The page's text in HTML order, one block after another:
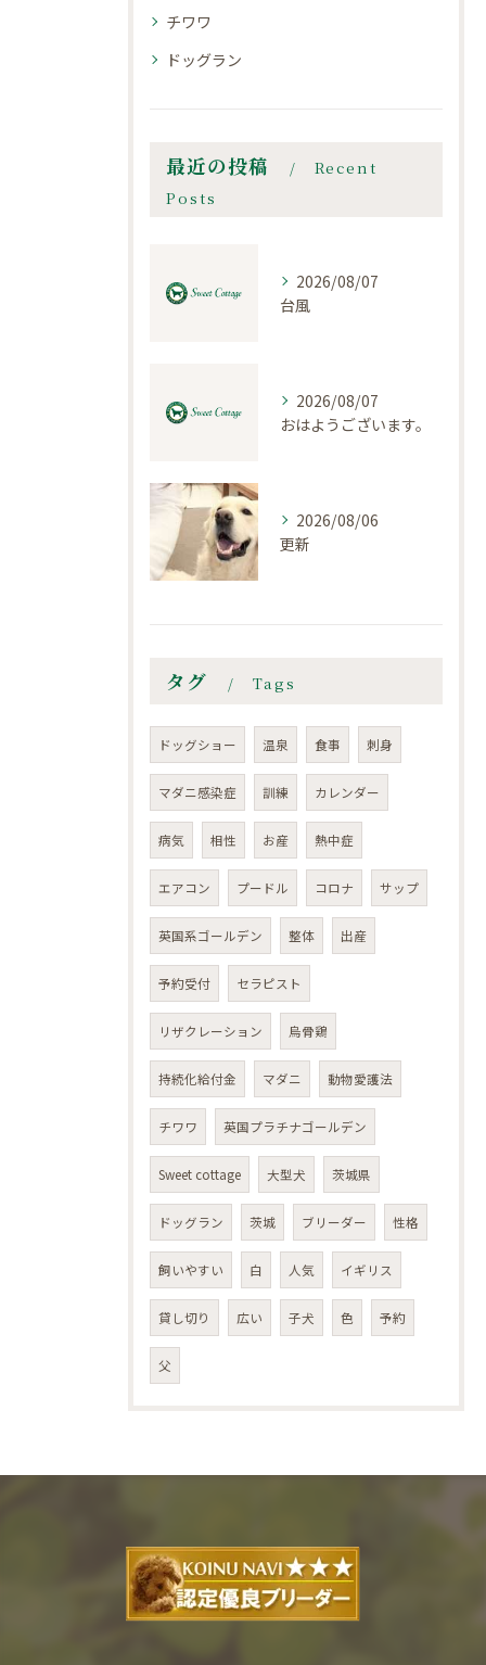
チワワ
ドッグラン
最近の投稿
Recent
Posts
2026/08/07
台風
2026/08/07
おはようございます。
2026/08/06
更新
タグ Tags
ドッグショー 温泉 食事 刺身
マダニ感染症 訓練 カレンダー
病気 相性 お産 熱中症
エアコン プードル コロナ サップ
英国系ゴールデン 整体 出産
予約受付 セラピスト
リザクレーション 烏骨鶏
持続化給付金 マダニ 動物愛護法
チワワ 英国プラチナゴールデン
Sweet cottage 大型犬 茨城県
ドッグラン 茨城 ブリーダー 性格
飼いやすい 白 人気 イギリス
貸し切り 広い 子犬 色 予約
父